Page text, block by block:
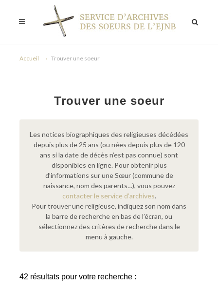
Accueil Trouver une soeur
Trouver une soeur
Les notices biographiques des religieuses décédées
depuis plus de 25 ans (ou nées depuis plus de 120
ans si la date de décès n’est pas connue) sont
disponibles en ligne. Pour obtenir plus
d’informations sur une Sœur (commune de
naissance, nom des parents…), vous pouvez
contacter le service d’archives.
Pour trouver une religieuse, indiquez son nom dans
la barre de recherche en bas de l’écran, ou
sélectionnez des critères de recherche dans le
menu à gauche.
42 résultats pour votre recherche :